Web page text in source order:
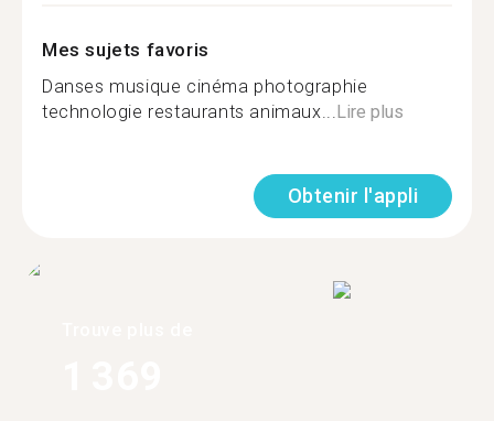
Mes sujets favoris
Danses musique cinéma photographie
technologie restaurants animaux... Lire plus
Obtenir l'appli